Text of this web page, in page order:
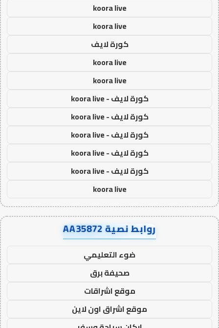
koora live
koora live
كورة لايف
koora live
koora live
كورة لايف - koora live
كورة لايف - koora live
كورة لايف - koora live
كورة لايف - koora live
كورة لايف - koora live
koora live
روابط نصية AA35872
ضوء التعليمي
صحيفة برق
موقع اشراقات
موقع اشراق اون لاين